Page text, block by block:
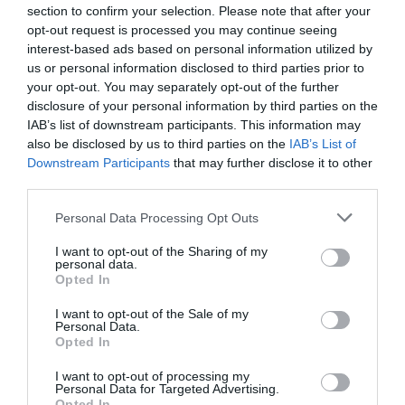
section to confirm your selection. Please note that after your
opt-out request is processed you may continue seeing
interest-based ads based on personal information utilized by
us or personal information disclosed to third parties prior to
your opt-out. You may separately opt-out of the further
disclosure of your personal information by third parties on the
IAB’s list of downstream participants. This information may
also be disclosed by us to third parties on the IAB’s List of
Downstream Participants that may further disclose it to other
Please note that this website/app uses one or more Google
not limited to your visit or usage behaviour. You may click to
grant or deny consent to Google and its third-party tags to
use your data for below specified purposes in below Google
consent section.
Personal Data Processing Opt Outs
I want to opt-out of the Sharing of my
personal data.
Opted In
I want to opt-out of the Sale of my
Personal Data.
Opted In
I want to opt-out of processing my
Personal Data for Targeted Advertising.
legérdekesebb, ahogyan kirajzolódik, hogy a sajtó – nem
csak a bulvár! – által Victoria Beckhamről kreált kép
egyrészt mennyire távol állt a valóságtól a közelmúltig,
másrészt mennyire elképesztően dehumanizáló és
gonosz volt, harmadrészt pedig mennyire
megnyomorította ennek a nőnek az életét és
befolyásolta azt, hogyan viselkedik a nyilvánosság előtt.
(Én nagyon nem értek egyet azzal a nézettel, hogy a
hírességeknek bármit el kell tűrniük, amit írnak róluk.)
szerencsétlen tyúkként jellemezték, úgy döntött:
amikor kilépek az utcára. Például az, hogy maximum egy
alig észrevehető félmosolyt enged meg magának a
fotósok előtt, hogy mindig ugyanazt a pózt veszi fel, hogy
olyan, mint egy jégkirálynő, mind önvédelem, a saját
imázsa fölötti kontroll utolsó morzsái egy olyan
Teljesen mindegy volt ugyanis, hogy mit mond, mit tesz,